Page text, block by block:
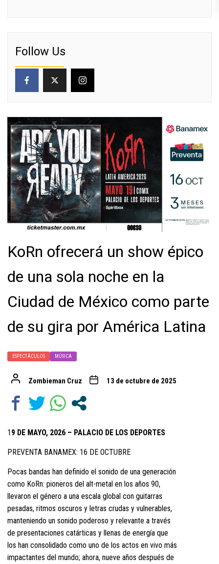
KoRn ofrecerá un show épico
de una sola noche en la
Ciudad de México como parte
de su gira por América Latina
ESPECTÁCULOS MÚSICA
Zombieman Cruz 13 de octubre de 2025
19 DE MAYO, 2026 – PALACIO DE LOS DEPORTES
PREVENTA BANAMEX: 16 DE OCTUBRE
Pocas bandas han definido el sonido de una generación
como KoRn: pioneros del alt-metal en los años 90,
llevaron el género a una escala global con guitarras
pesadas, ritmos oscuros y letras crudas y vulnerables,
manteniendo un sonido poderoso y relevante a través
de presentaciones catárticas y llenas de energía que
los han consolidado como uno de los actos en vivo más
impactantes del mundo; ahora, nueve años después de
Follow Us